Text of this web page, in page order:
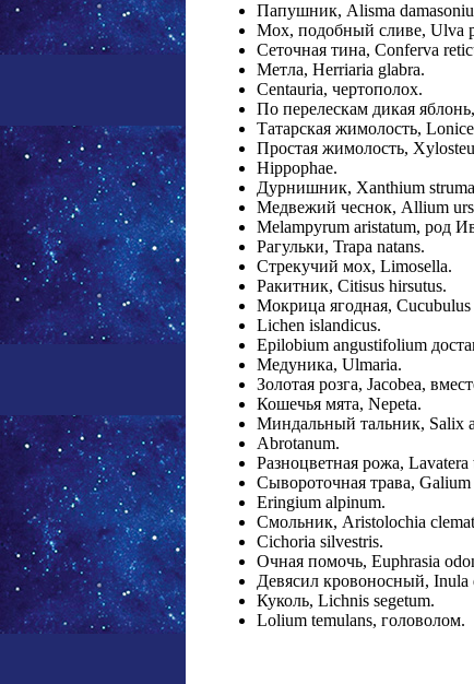
Папушник, Alisma
Мох, подобный сливе, Ulva
Сеточная тина, Conferva
Метла, Herriaria glabra.
Centauria, чертополох.
По перелескам дикая
Татарская жимолость,
Простая жимолость,
Hippophae.
Дурнишник, Xanthium
Медвежий чеснок, Allium
Melampyrum aristatum, род
Рагульки, Trapa natans.
Стрекучий мох, Limosella.
Ракитник, Citisus hirsutus.
Мокрица ягодная, Cucubulus
Lichen islandicus.
Epilobium angustifolium
Медуника, Ulmaria.
Золотая розга, Jacobea,
Кошечья мята, Nepeta.
Миндальный тальник, Salix
Abrotanum.
Разноцветная рожа, Lavatera
Сывороточная трава,
Eringium alpinum.
Смольник, Aristolochia
Cichoria silvestris.
Очная помочь, Euphrasia
Девясил кровоносный, Inula
Куколь, Lichnis segetum.
Lolium temulans, головолом.